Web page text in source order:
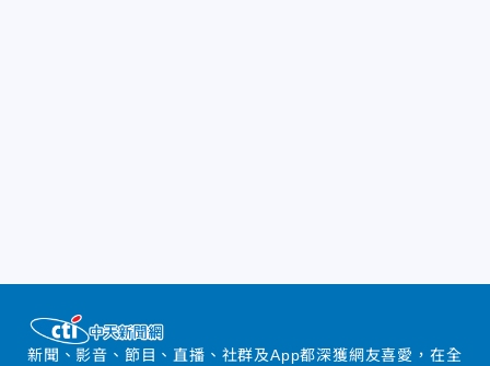
新聞、影音、節目、直播、社群及App都深獲網友喜愛，在全